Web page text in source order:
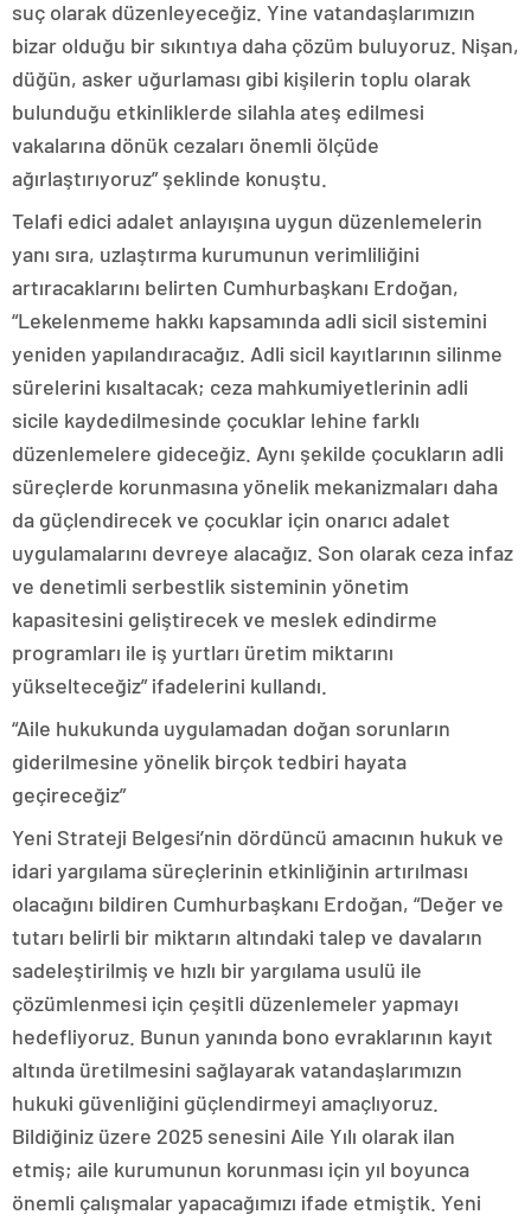
suç olarak düzenleyeceğiz. Yine vatandaşlarımızın
bizar olduğu bir sıkıntıya daha çözüm buluyoruz. Nişan,
düğün, asker uğurlaması gibi kişilerin toplu olarak
bulunduğu etkinliklerde silahla ateş edilmesi
vakalarına dönük cezaları önemli ölçüde
ağırlaştırıyoruz” şeklinde konuştu.
Telafi edici adalet anlayışına uygun düzenlemelerin
yanı sıra, uzlaştırma kurumunun verimliliğini
artıracaklarını belirten Cumhurbaşkanı Erdoğan,
“Lekelenmeme hakkı kapsamında adli sicil sistemini
yeniden yapılandıracağız. Adli sicil kayıtlarının silinme
sürelerini kısaltacak; ceza mahkumiyetlerinin adli
sicile kaydedilmesinde çocuklar lehine farklı
düzenlemelere gideceğiz. Aynı şekilde çocukların adli
süreçlerde korunmasına yönelik mekanizmaları daha
da güçlendirecek ve çocuklar için onarıcı adalet
uygulamalarını devreye alacağız. Son olarak ceza infaz
ve denetimli serbestlik sisteminin yönetim
kapasitesini geliştirecek ve meslek edindirme
programları ile iş yurtları üretim miktarını
yükselteceğiz” ifadelerini kullandı.
“Aile hukukunda uygulamadan doğan sorunların
giderilmesine yönelik birçok tedbiri hayata
geçireceğiz”
Yeni Strateji Belgesi’nin dördüncü amacının hukuk ve
idari yargılama süreçlerinin etkinliğinin artırılması
olacağını bildiren Cumhurbaşkanı Erdoğan, “Değer ve
tutarı belirli bir miktarın altındaki talep ve davaların
sadeleştirilmiş ve hızlı bir yargılama usulü ile
çözümlenmesi için çeşitli düzenlemeler yapmayı
hedefliyoruz. Bunun yanında bono evraklarının kayıt
altında üretilmesini sağlayarak vatandaşlarımızın
hukuki güvenliğini güçlendirmeyi amaçlıyoruz.
Bildiğiniz üzere 2025 senesini Aile Yılı olarak ilan
etmiş; aile kurumunun korunması için yıl boyunca
önemli çalışmalar yapacağımızı ifade etmiştik. Yeni